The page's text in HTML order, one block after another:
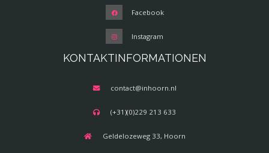
Facebook
Instagram
KONTAKTINFORMATIONEN
contact@inhoorn.nl
(+31)(0)229 213 633
Geldelozeweg 33, Hoorn